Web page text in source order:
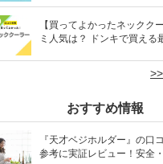
【買ってよかったネックク
ミ人気は？ ドンキで買える
おすすめ情報
『天才ベジホルダー』の口
参考に実証レビュー！安全